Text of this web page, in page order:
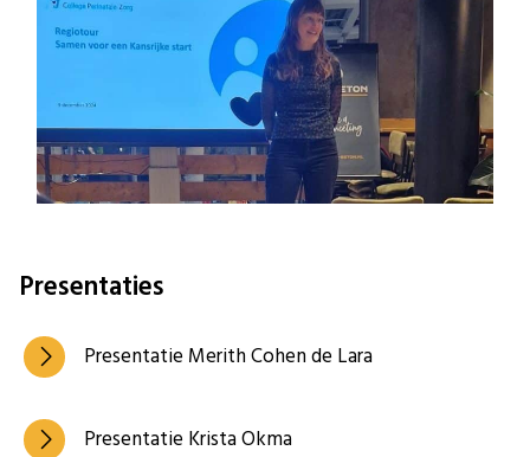
Presentaties
Presentatie Merith Cohen de Lara
Presentatie Krista Okma